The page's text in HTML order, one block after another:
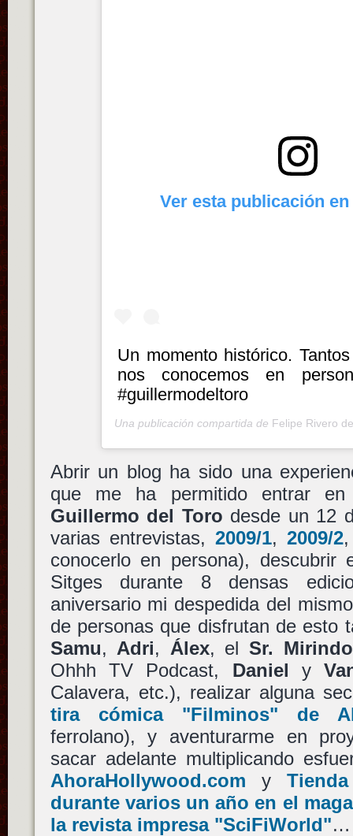
Ver esta publicación
Un momento histórico.
nos conocemos en
#guillermodeltoro
Una publicación compartida de Felipe Rivero
Abrir un blog ha sido una
que me ha permitido entrar en
Guillermo del Toro desde un 12
varias entrevistas, 2009/1, 2009/2
conocerlo en persona), descubrir
Sitges durante 8 densas
aniversario mi despedida del
de personas que disfrutan de esto
Samu, Adri, Álex, el Sr. Mirindo
Ohhh TV Podcast, Daniel y
Calavera, etc.), realizar alguna
tira cómica "Filminos" de
ferrolano), y aventurarme en
sacar adelante multiplicando
AhoraHollywood.com y
durante varios un año en el
la revista impresa "SciFiWorld"…